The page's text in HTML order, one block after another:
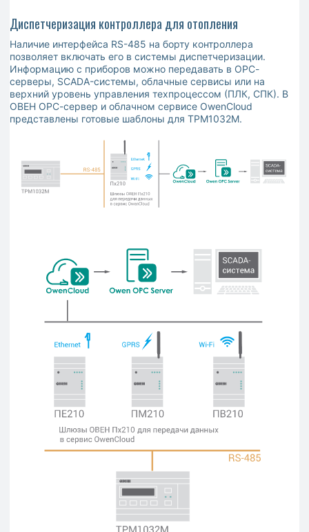
Диспетчеризация контроллера для отопления
Наличие интерфейса RS-485 на борту контроллера
позволяет включать его в системы диспетчеризации.
Информацию с приборов можно передавать в ОРС-
серверы, SCADA-системы, облачные сервисы или на
верхний уровень управления техпроцессом (ПЛК, СПК). В
ОВЕН ОРС-сервер и облачном сервисе OwenСloud
представлены готовые шаблоны для ТРМ1032М.